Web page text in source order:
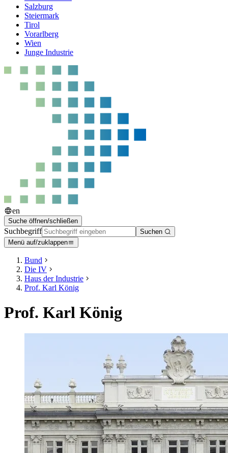
Salzburg
Steiermark
Tirol
Vorarlberg
Wien
Junge Industrie
en
Suche öffnen/schließen
Suchbegriff
Suchen
Menü auf/zuklappen
Bund
Die IV
Haus der Industrie
Prof. Karl König
Prof. Karl König